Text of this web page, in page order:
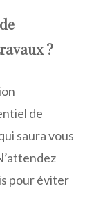
?
de
saura vous
pour éviter